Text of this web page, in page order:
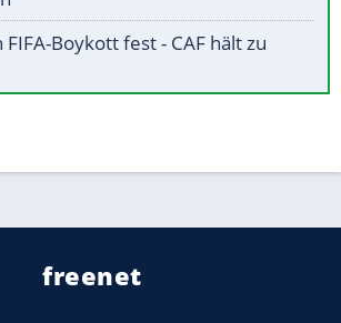
FIFA-Boykott fest - CAF hält zu
freenet